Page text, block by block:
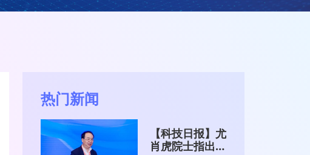
热门新闻
【科技日报】尤
肖虎院士指出